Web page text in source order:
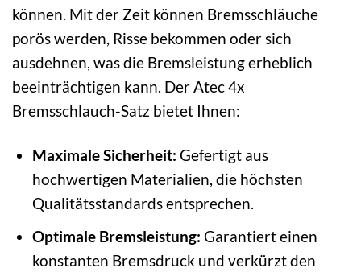
können. Mit der Zeit können Bremsschläuche
porös werden, Risse bekommen oder sich
ausdehnen, was die Bremsleistung erheblich
beeinträchtigen kann. Der Atec 4x
Bremsschlauch-Satz bietet Ihnen:
Maximale Sicherheit: Gefertigt aus
hochwertigen Materialien, die höchsten
Qualitätsstandards entsprechen.
Optimale Bremsleistung: Garantiert einen
konstanten Bremsdruck und verkürzt den